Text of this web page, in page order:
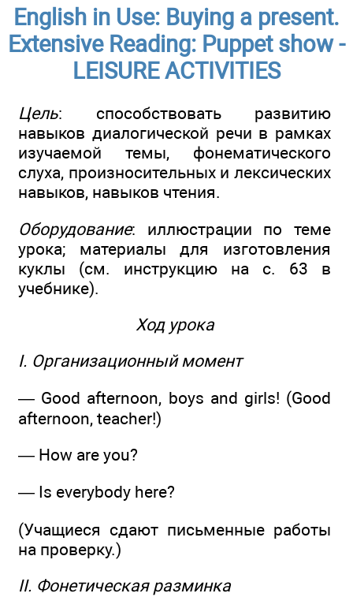
English in Use: Buying a present.
Extensive Reading: Puppet show -
LEISURE ACTIVITIES
Цель: способствовать развитию
навыков диалогической речи в рамках
изучаемой темы, фонематического
слуха, произносительных и лексических
навыков, навыков чтения.
Оборудование: иллюстрации по теме
урока; материалы для изготовления
куклы (см. инструкцию на с. 63 в
учебнике).
Ход урока
I. Организационный момент
— Good afternoon, boys and girls! (Good
afternoon, teacher!)
— How are you?
— Is everybody here?
(Учащиеся сдают письменные работы
на проверку.)
II. Фонетическая разминка